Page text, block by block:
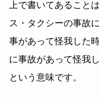
上で書いてあること
ス・タクシーの事故
事があって怪我した
に事故があって怪我
という意味です。